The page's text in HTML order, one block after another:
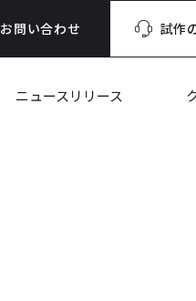
お問い合わせ 試作
ニュースリリース